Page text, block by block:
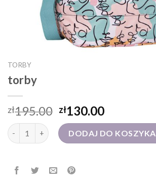
TORBY
torby
zł195.00 zł130.00
ilość torby DODAJ DO KOSZYKA